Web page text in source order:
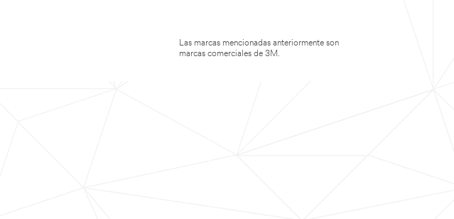
Las marcas mencionadas anteriormente son
marcas comerciales de 3M.